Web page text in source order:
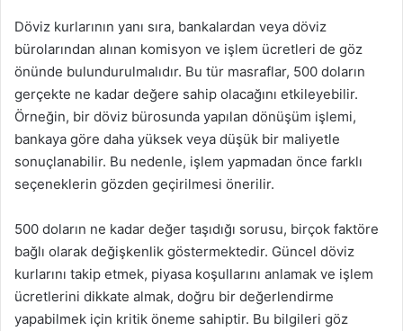
Döviz kurlarının yanı sıra, bankalardan veya döviz
bürolarından alınan komisyon ve işlem ücretleri de göz
önünde bulundurulmalıdır. Bu tür masraflar, 500 doların
gerçekte ne kadar değere sahip olacağını etkileyebilir.
Örneğin, bir döviz bürosunda yapılan dönüşüm işlemi,
bankaya göre daha yüksek veya düşük bir maliyetle
sonuçlanabilir. Bu nedenle, işlem yapmadan önce farklı
seçeneklerin gözden geçirilmesi önerilir.
500 doların ne kadar değer taşıdığı sorusu, birçok faktöre
bağlı olarak değişkenlik göstermektedir. Güncel döviz
kurlarını takip etmek, piyasa koşullarını anlamak ve işlem
ücretlerini dikkate almak, doğru bir değerlendirme
yapabilmek için kritik öneme sahiptir. Bu bilgileri göz